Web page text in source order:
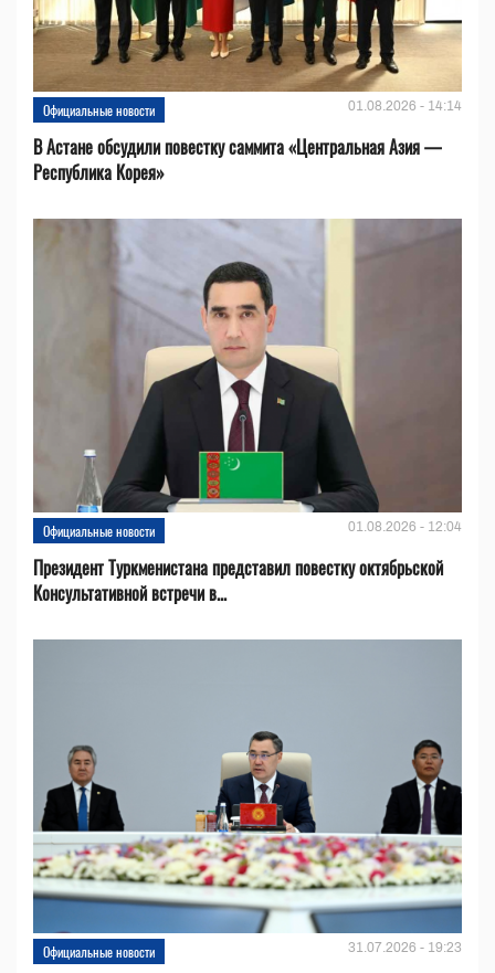
Официальные новости 01.08.2026 - 14:14
В Астане обсудили повестку саммита «Центральная Азия —
Республика Корея»
Официальные новости 01.08.2026 - 12:04
Президент Туркменистана представил повестку октябрьской
Консультативной встречи в...
Официальные новости 31.07.2026 - 19:23